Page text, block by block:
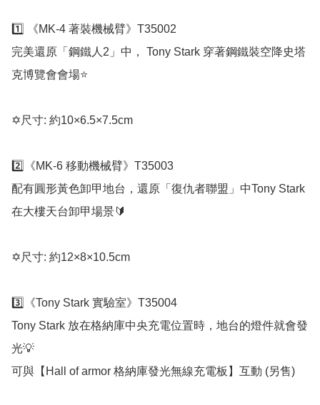
1️⃣ 《MK-4 著裝機械臂》T35002
完美還原「鋼鐵人2」中， Tony Stark 穿著鋼鐵裝空降史塔
克博覽會會場⭐
✡️尺寸: 約10×6.5×7.5cm
2️⃣《MK-6 移動機械臂》T35003
配有圓形黃色卸甲地台，還原「復仇者聯盟」中Tony Stark
在大樓天台卸甲場景🔰
✡️尺寸: 約12×8×10.5cm
3️⃣《Tony Stark 實驗室》T35004
Tony Stark 放在格納庫中央充電位置時，地台的燈件就會發
光💡
可與【Hall of armor 格納庫發光無線充電板】互動 (另售)